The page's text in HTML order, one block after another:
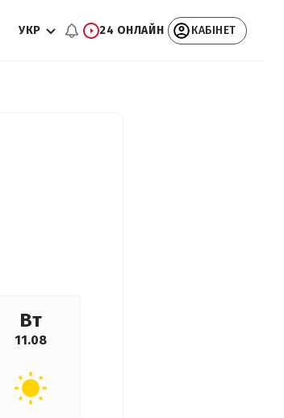
УКР 24 ОНЛАЙН КАБІНЕТ
Вт
11.08